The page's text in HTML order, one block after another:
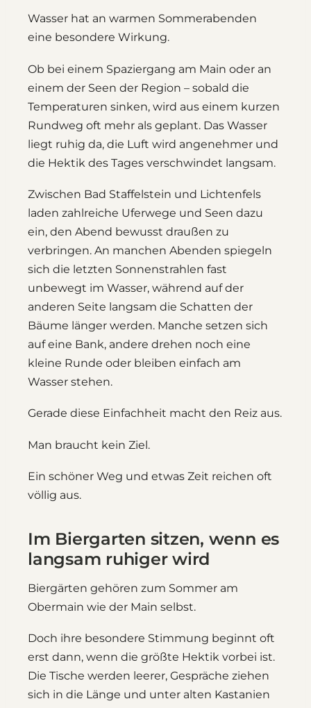
Wasser hat an warmen Sommerabenden
eine besondere Wirkung.
Ob bei einem Spaziergang am Main oder an
einem der Seen der Region – sobald die
Temperaturen sinken, wird aus einem kurzen
Rundweg oft mehr als geplant. Das Wasser
liegt ruhig da, die Luft wird angenehmer und
die Hektik des Tages verschwindet langsam.
Zwischen Bad Staffelstein und Lichtenfels
laden zahlreiche Uferwege und Seen dazu
ein, den Abend bewusst draußen zu
verbringen. An manchen Abenden spiegeln
sich die letzten Sonnenstrahlen fast
unbewegt im Wasser, während auf der
anderen Seite langsam die Schatten der
Bäume länger werden. Manche setzen sich
auf eine Bank, andere drehen noch eine
kleine Runde oder bleiben einfach am
Wasser stehen.
Gerade diese Einfachheit macht den Reiz aus.
Man braucht kein Ziel.
Ein schöner Weg und etwas Zeit reichen oft
völlig aus.
Im Biergarten sitzen, wenn es
langsam ruhiger wird
Biergärten gehören zum Sommer am
Obermain wie der Main selbst.
Doch ihre besondere Stimmung beginnt oft
erst dann, wenn die größte Hektik vorbei ist.
Die Tische werden leerer, Gespräche ziehen
sich in die Länge und unter alten Kastanien